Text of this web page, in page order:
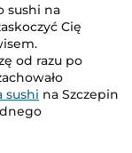
sushi na
Cię
od razu po
sushi na Szczepin